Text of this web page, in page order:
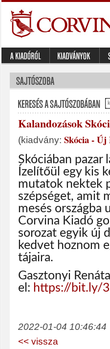
Kalandozások
(kiadvány: Skócia - Új
Skóciában pazar
Ízelítőül egy kis
mutatok nektek
szépséget, amit
mesés országba
Corvina Kiadó
sorozat egyik új
kedvet hoznom
tájaira.
Gasztonyi
el: https://bit.ly/
2022-01-04 10:46:44
<< vissza